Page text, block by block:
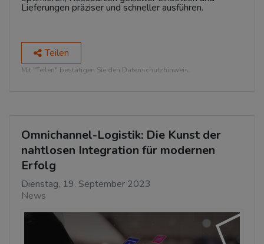
Lieferungen präziser und schneller ausführen.
Teilen
Mit "Teilen" bestätigen Sie den Datenschutzhinweis.
Omnichannel-Logistik: Die Kunst der
nahtlosen Integration für modernen
Erfolg
Dienstag, 19. September 2023
News